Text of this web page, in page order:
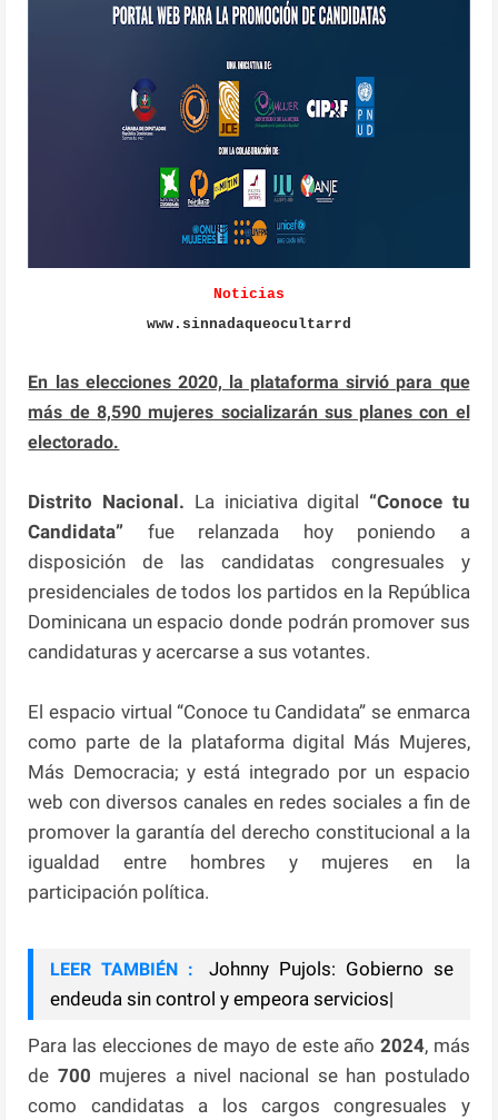
Noticias
www.sinnadaqueocultarrd
En las elecciones 2020, la plataforma sirvió para que
más de 8,590 mujeres socializarán sus planes con el
electorado.
Distrito Nacional. La iniciativa digital “Conoce tu
Candidata” fue relanzada hoy poniendo a
disposición de las candidatas congresuales y
presidenciales de todos los partidos en la República
Dominicana un espacio donde podrán promover sus
candidaturas y acercarse a sus votantes.
El espacio virtual “Conoce tu Candidata” se enmarca
como parte de la plataforma digital Más Mujeres,
Más Democracia; y está integrado por un espacio
web con diversos canales en redes sociales a fin de
promover la garantía del derecho constitucional a la
igualdad entre hombres y mujeres en la
participación política.
LEER TAMBIÉN :
Johnny Pujols: Gobierno se
endeuda sin control y empeora servicios|
Para las elecciones de mayo de este año 2024, más
de 700 mujeres a nivel nacional se han postulado
como candidatas a los cargos congresuales y